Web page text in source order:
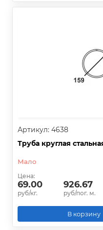
Артикул: 4638
Труба круглая
Мало
Цена:
69.00
руб/кг.
926.67
руб/пог. м.
В корзину